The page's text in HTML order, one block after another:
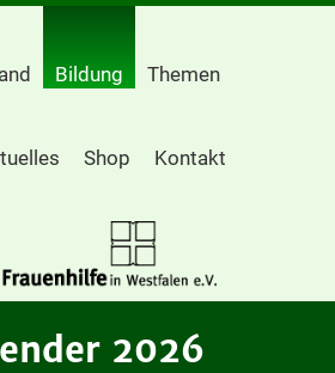
Bildung Themen
Shop Kontakt
2026